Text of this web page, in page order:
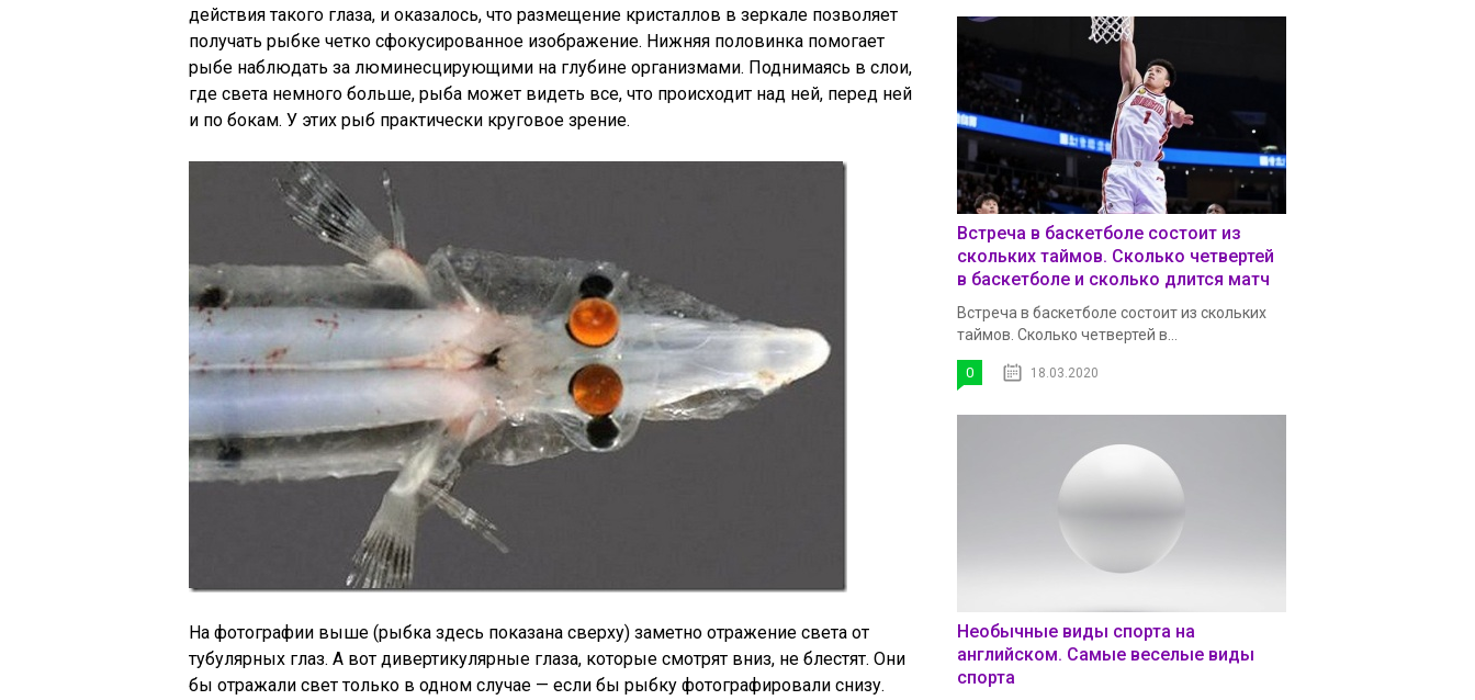
действия такого глаза, и оказалось, что размещение кристаллов в зеркале позволяет
получать рыбке четко сфокусированное изображение. Нижняя половинка помогает
рыбе наблюдать за люминесцирующими на глубине организмами. Поднимаясь в слои,
где света немного больше, рыба может видеть все, что происходит над ней, перед ней
и по бокам. У этих рыб практически круговое зрение.
На фотографии выше (рыбка здесь показана сверху) заметно отражение света от
тубулярных глаз. А вот дивертикулярные глаза, которые смотрят вниз, не блестят. Они
бы отражали свет только в одном случае — если бы рыбку фотографировали снизу.
Встреча в баскетболе состоит из
скольких таймов. Сколько четвертей
в баскетболе и сколько длится матч
Встреча в баскетболе состоит из скольких
таймов. Сколько четвертей в...
0 18.03.2020
Необычные виды спорта на
английском. Самые веселые виды
спорта